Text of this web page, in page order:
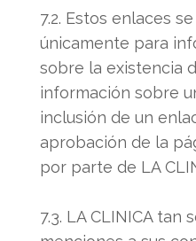
7.2. Estos enlaces
únicamente para
sobre la existencia
información sobre
inclusión de un
aprobación de la
por parte de LA
7.3. LA CLINICA tan